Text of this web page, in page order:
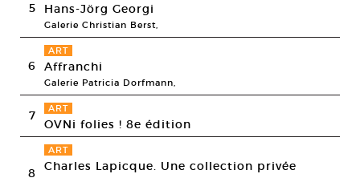
5 Hans-Jörg Georgi
Galerie Christian Berst,
6
ART
Affranchi
Galerie Patricia Dorfmann,
7 ART
OVNi folies ! 8e édition
8
ART
Charles Lapicque. Une collection privée